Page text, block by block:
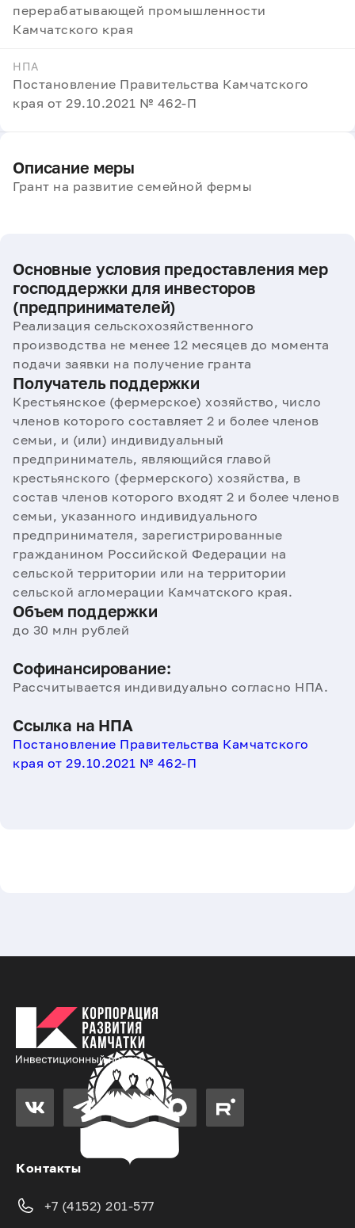
Описание меры
Грант на развитие семейной фермы
Основные условия предоставления мер
господдержки для инвесторов
(предпринимателей)
Реализация сельскохозяйственного
производства не менее 12 месяцев до момента
подачи заявки на получение гранта
Получатель поддержки
Крестьянское (фермерское) хозяйство, число
членов которого составляет 2 и более членов
семьи, и (или) индивидуальный
предприниматель, являющийся главой
крестьянского (фермерского) хозяйства, в
состав членов которого входят 2 и более членов
семьи, указанного индивидуального
предпринимателя, зарегистрированные
гражданином Российской Федерации на
сельской территории или на территории
сельской агломерации Камчатского края.
Объем поддержки
до 30 млн рублей
Софинансирование:
Рассчитывается индивидуально согласно НПА.
Ссылка на НПА
Постановление Правительства Камчатского
края от 29.10.2021 № 462-П
перерабатывающей промышленности
Камчатского края
НПА
Постановление Правительства Камчатского
края от 29.10.2021 № 462-П
Контакты
+7 (4152) 201-577